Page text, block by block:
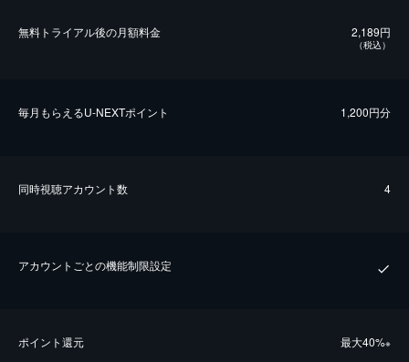
無料トライアル後の⽉額料金 2,189円
（税込）
毎⽉もらえるU-NEXTポイント 1,200円分
同時視聴アカウント数 4
アカウントごとの機能制限設定
ポイント還元 最⼤40%※